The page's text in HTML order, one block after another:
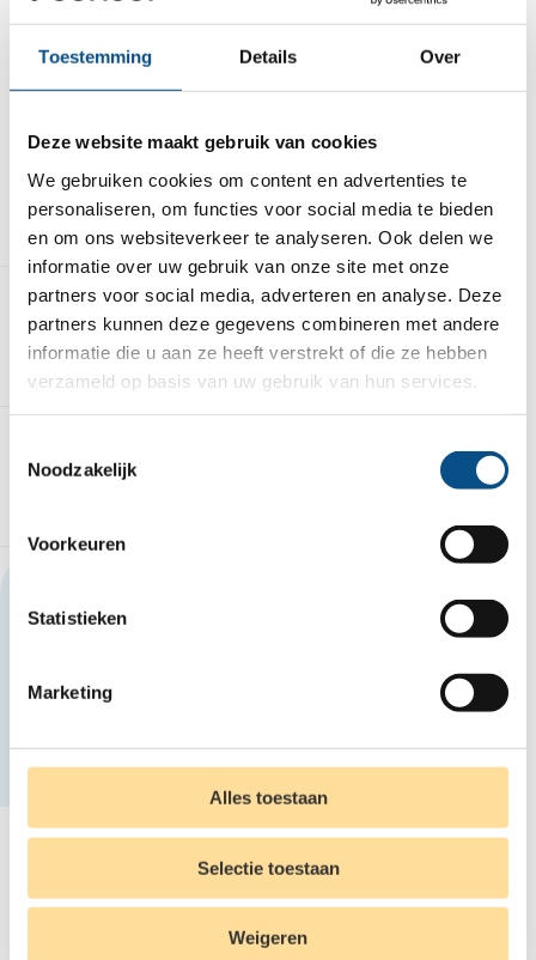
Toestemming Details Over
Deze website maakt gebruik van cookies
We gebruiken cookies om content en advertenties te
personaliseren, om functies voor social media te bieden
en om ons websiteverkeer te analyseren. Ook delen we
informatie over uw gebruik van onze site met onze
partners voor social media, adverteren en analyse. Deze
partners kunnen deze gegevens combineren met andere
informatie die u aan ze heeft verstrekt of die ze hebben
verzameld op basis van uw gebruik van hun services.
Noodzakelijk
Voorkeuren
Statistieken
Marketing
Alles toestaan
Selectie toestaan
Weigeren
van gebouwen in aardbevingsgevoelige
gebieden. Je komt terecht in een betrokken en
deskundig team van zo’n 30 collega’s – van
kennisdeling, samenwerking en humor centraal
staan. Samen zorgen jullie ervoor dat de
Groningers weer met vertrouwen in hun huizen
kunnen wonen.
Dit neem je mee
Deze vacature delen?